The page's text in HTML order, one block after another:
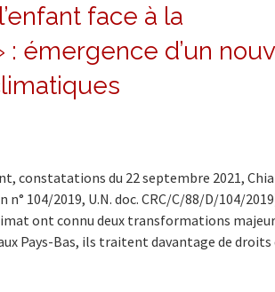
face à la
émergence d’un
constatations du 22 septembre 2021,
104/2019, U.N. doc. CRC/C/88/D/104/
ont connu deux transformations
Pays-Bas, ils traitent davantage de droits